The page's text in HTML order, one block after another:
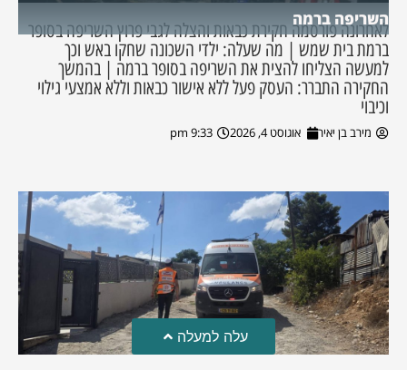
השריפה ברמה
לאחרונה פורסמה חקירת כבאות והצלה לגבי פרוץ השריפה בסופר
ברמת בית שמש | מה שעלה: ילדי השכונה שחקו באש וכך
למעשה הצליחו להצית את השריפה בסופר ברמה | בהמשך
החקירה התברר: העסק פעל ללא אישור כבאות וללא אמצעי גילוי
וכיבוי
מירב בן יאיר אוגוסט 4, 2026 9:33 pm
עלה למעלה